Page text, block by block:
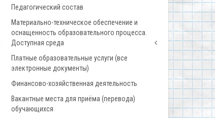
Педагогический состав
Материально-техническое обеспечение и
оснащенность образовательного процесса.
Доступная среда
Платные образовательные услуги (все
электронные документы)
Финансово-хозяйственная деятельность
Вакантные места для приёма (перевода)
обучающихся